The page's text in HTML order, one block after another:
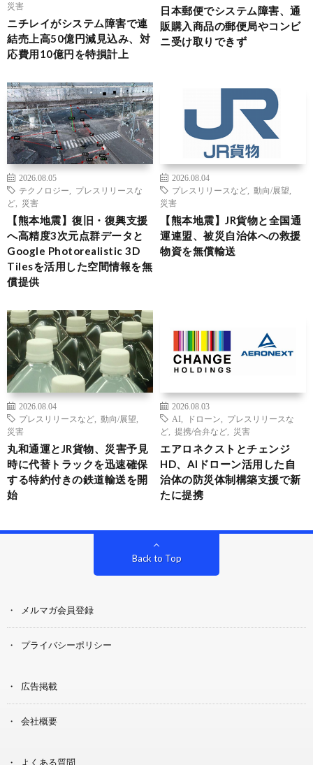
災害
ニチレイがシステム障害で連
結売上高50億円減見込み、対
応費用10億円を特損計上
日本郵便でシステム障害、通
販購入商品の郵便局やコンビ
ニ受け取りできず
2026.08.05
テクノロジー
プレスリリースな
ど
災害
【熊本地震】復旧・復興支援
へ高精度3次元点群データと
Google Photorealistic 3D
Tilesを活用した空間情報を無
償提供
2026.08.04
プレスリリースなど
動向/展望
災害
【熊本地震】JR貨物と全国通
運連盟、被災自治体への救援
物資を無償輸送
2026.08.04
プレスリリースなど
動向/展望
災害
丸和通運とJR貨物、災害予見
時に代替トラックを迅速確保
する特約付きの鉄道輸送を開
始
2026.08.03
AI
ドローン
プレスリリースな
ど
提携/合弁など 災害
エアロネクストとチェンジ
HD、AIドローン活用した自
治体の防災体制構築支援で新
たに提携
Back to Top
メルマガ会員登録
プライバシーポリシー
広告掲載
会社概要
よくある質問